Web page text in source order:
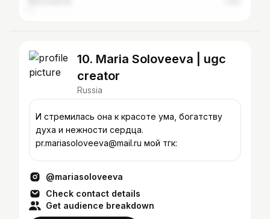
10. Maria Soloveeva | ugc
creator
Russia
И стремилась она к красоте ума, богатству
духа и нежности сердца. ⠀
pr.mariasoloveeva@mail.ru мой тгк:
@mariasoloveeva
Check contact details
Get audience breakdown